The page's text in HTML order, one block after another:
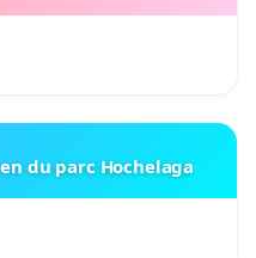
du parc Hochelaga